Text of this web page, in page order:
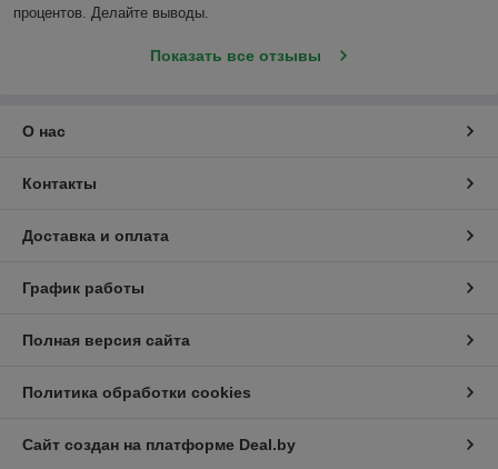
процентов. Делайте выводы.
Показать все отзывы
О нас
Контакты
Доставка и оплата
График работы
Полная версия сайта
Политика обработки cookies
Сайт создан на платформе Deal.by